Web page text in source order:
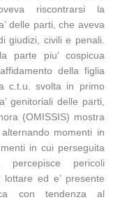
riscontrarsi la
delle parti, che aveva
giudizi, civili e penali.
parte piu’ cospicua
della figlia
c.t.u. svolta in primo
genitoriali delle parti,
(OMISSIS) mostra
momenti in
in cui perseguita
pericoli
ed e’ presente
con tendenza al